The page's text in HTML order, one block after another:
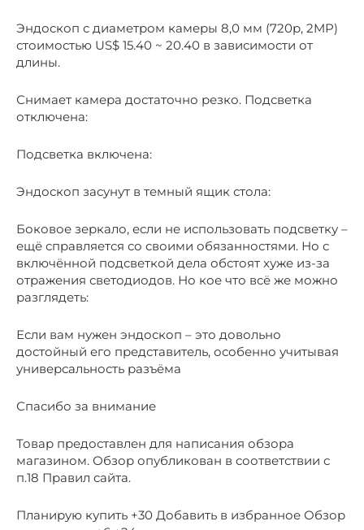
Эндоскоп с диаметром камеры 8,0 мм (720p, 2MP)
стоимостью US$ 15.40 ~ 20.40 в зависимости от
длины.
Снимает камера достаточно резко. Подсветка
отключена:
Подсветка включена:
Эндоскоп засунут в темный ящик стола:
Боковое зеркало, если не использовать подсветку –
ещё справляется со своими обязанностями. Но с
включённой подсветкой дела обстоят хуже из-за
отражения светодиодов. Но кое что всё же можно
разглядеть:
Если вам нужен эндоскоп – это довольно
достойный его представитель, особенно учитывая
универсальность разъёма
Спасибо за внимание
Товар предоставлен для написания обзора
магазином. Обзор опубликован в соответствии с
п.18 Правил сайта.
Планирую купить +30 Добавить в избранное Обзор